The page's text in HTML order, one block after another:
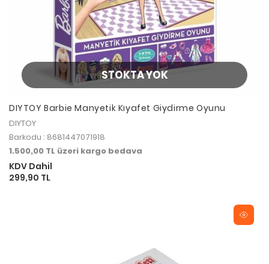
STOKTA YOK
DIYTOY Barbie Manyetik Kıyafet Giydirme Oyunu
DIYTOY
Barkodu : 8681447071918
1.500,00 TL üzeri kargo bedava
KDV Dahil
299,90 TL